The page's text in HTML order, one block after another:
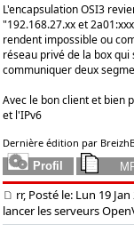
L'encapsulation OSI3
"192.168.27.xx et
rendent impossible ou
réseau privé de la box
communiquer deux
Avec le bon client et bien
et l'IPv6
Dernière édition par
rr, Posté le: Lun 19 Jan
lancer les serveurs